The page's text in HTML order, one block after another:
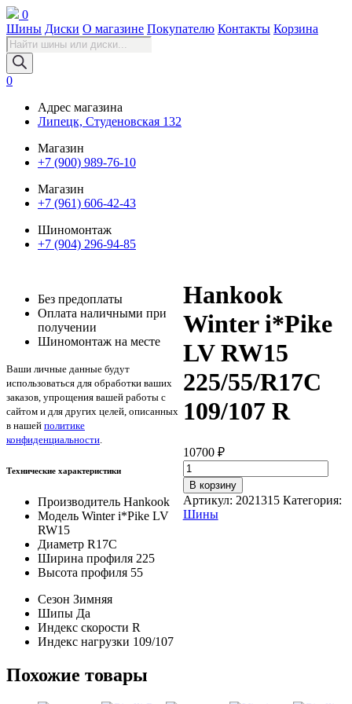
0
Шины Диски О магазине Покупателю Контакты Корзина
Поиск
товаров
0
Адрес магазина
Липецк, Студеновская 132
Магазин
+7 (900) 989-76-10
Магазин
+7 (961) 606-42-43
Шиномонтаж
+7 (904) 296-94-85
Hankook
Winter i*Pike
LV RW15
225/55/R17C
109/107 R
10700 ₽
Количество
товара
Hankook
Winter
i*Pike
В корзину
Артикул: 2021315 Категория:
Шины
Без предоплаты
Оплата наличными при
получении
Шиномонтаж на месте
Ваши личные данные будут
использоваться для обработки ваших
заказов, упрощения вашей работы с
сайтом и для других целей, описанных
в нашей политике
конфиденциальности.
Технические характеристики
Производитель Hankook
Модель Winter i*Pike LV
RW15
Диаметр R17C
Ширина профиля 225
Высота профиля 55
Сезон Зимняя
Шипы Да
Индекс скорости R
Индекс нагрузки 109/107
Похожие товары